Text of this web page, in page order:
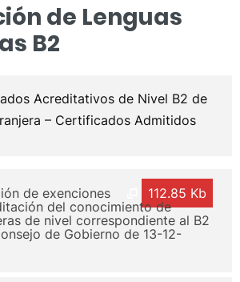
de Lenguas
B2
Acreditativos de Nivel B2 de
– Certificados Admitidos
112.85 Kb
de exenciones
del conocimiento de
de nivel correspondiente al B2
de Gobierno de 13-12-